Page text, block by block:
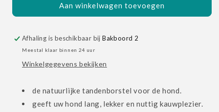
Extra
Dental
Rol
Extra
Dental
Aan winkelwagen toevoegen
Afhaling is beschikbaar bijBakboord 2
Meestal klaar binnen 24 uur
Winkelgegevens bekijken
de natuurlijke tandenborstel voor de hond.
geeft uw hond lang, lekker en nuttig kauwplezier.